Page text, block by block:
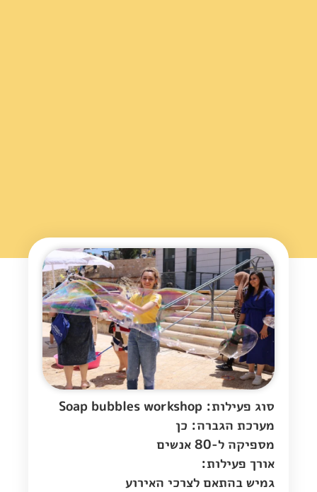
סוג פעילות: Soap bubbles workshop
מערכת הגברה: כן
מספיקה ל-80 אנשים
אורך פעילות:
גמיש בהתאם לצרכי האירוע